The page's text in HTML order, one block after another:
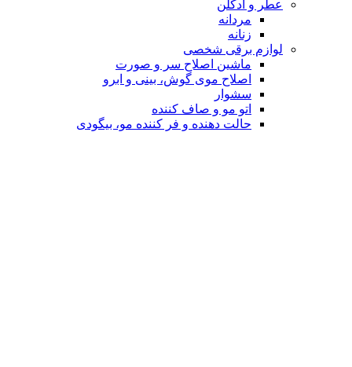
عطر و ادکلن
مردانه
زنانه
لوازم برقی شخصی
ماشین اصلاح سر و صورت
اصلاح موی گوش، بینی و ابرو
سشوار
اتو مو و صاف کننده
حالت دهنده و فر کننده مو، بیگودی